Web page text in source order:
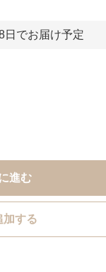
日でお届け予定
進む
加する